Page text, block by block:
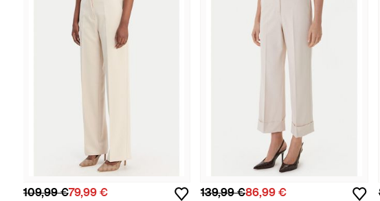
109,99 €79,99 € 139,99 €86,99 €